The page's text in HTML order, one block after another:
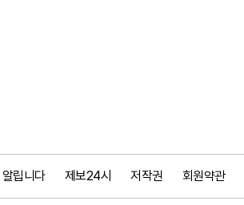
알립니다 제보24시 저작권 회원약관